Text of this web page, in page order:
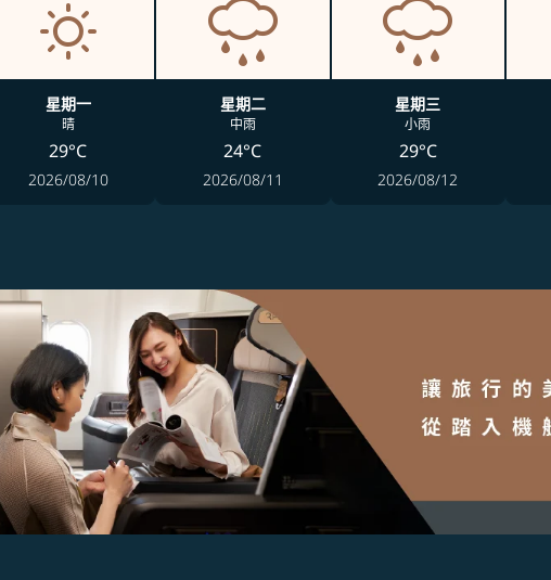
星期一
晴
29°C
2026/08/10
星期二
中雨
24°C
2026/08/11
星期三
小雨
29°C
2026/08/12